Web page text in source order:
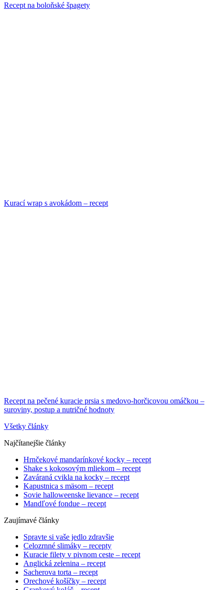
Recept na boloňské špagety
Kurací wrap s avokádom – recept
Recept na pečené kuracie prsia s medovo-horčicovou omáčkou –
suroviny, postup a nutričné hodnoty
Všetky články
Najčítanejšie články
Hrnčekové mandarínkové kocky – recept
Shake s kokosovým mliekom – recept
Zaváraná cvikla na kocky – recept
Kapustnica s mäsom – recept
Sovie halloweenske lievance – recept
Mandľové fondue – recept
Zaujímavé články
Spravte si vaše jedlo zdravšie
Celozrnné slimáky – recepty
Kuracie filety v pivnom ceste – recept
Anglická zelenina – recept
Sacherova torta – recept
Orechové košíčky – recept